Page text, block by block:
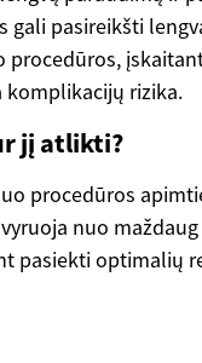
pasireikšti
rizika.
jį atlikti?
procedūros
nuo maždaug
pasiekti optimalių